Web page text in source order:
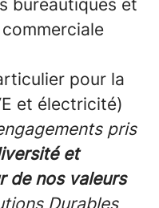
bureautiques et
pour la
et électricité)
pris
et
de nos valeurs
Durables